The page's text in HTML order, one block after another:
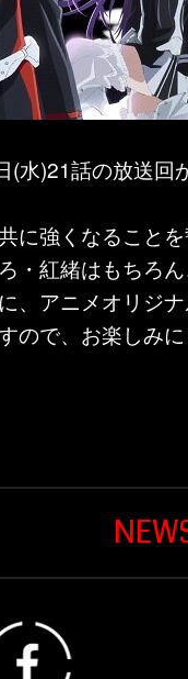
(水)21話の放送回
に強くなること
・紅緒はもちろ
、アニメオリジ
ので、お楽しみに